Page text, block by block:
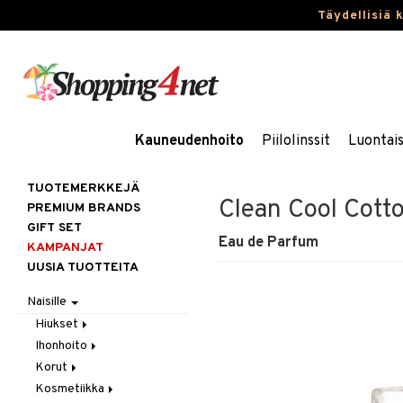
Täydellisiä
Kauneudenhoito Piilolinssit
Clean Cool
Eau de Parfum
TUOTEMERKKEJÄ
PREMIUM BRANDS
GIFT SET
KAMPANJAT
UUSIA TUOTTEITA
Naisille
Hiukset
Gift Set
Harjat / Kammat
Hiuskuurit
Ihonhoito
Aurinkotuotteet
Erikoistuotteet
Korut
Kaulakorut
Kosmetiikka